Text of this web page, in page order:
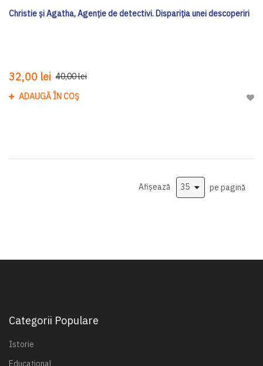
Christie și Agatha, Agenție de detectivi. Dispariția unei descoperiri
32,00 lei 40,00 lei
ADAUGĂ ÎN COȘ
Afișează pe pagină
Categorii Populare
Istorie
Educațional